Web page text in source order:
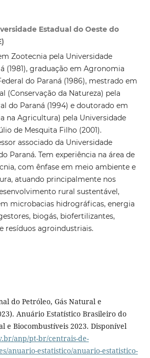
Estadual do Oeste do
Zootecnia pela Universidade
(1981), graduação em Agronomia
do Paraná (1986), mestrado em
(Conservação da Natureza) pela
do Paraná (1994) e doutorado em
na Agricultura) pela Universidade
de Mesquita Filho (2001).
associado da Universidade
Paraná. Tem experiência na área de
com ênfase em meio ambiente e
atuando principalmente nos
rural sustentável,
microbacias hidrográficas, energia
biogás, biofertilizantes,
resíduos agroindustriais.
do Petróleo, Gás Natural e
Anuário Estatístico Brasileiro do
e Biocombustíveis 2023. Disponível
anp/pt-br/centrais-de-
anuario-estatistico/anuario-estatistico-